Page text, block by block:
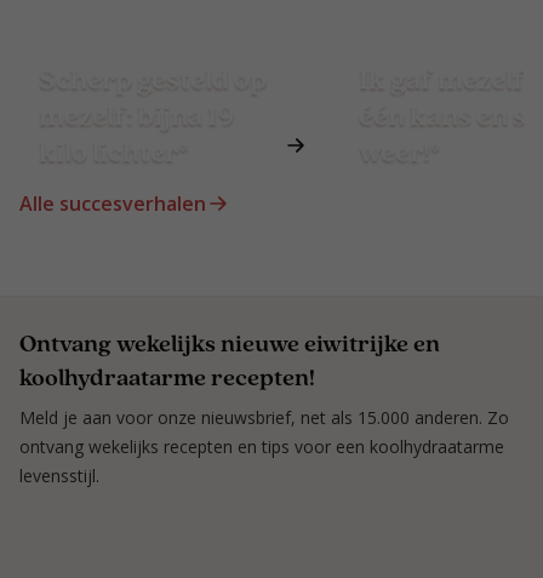
Alle succesverhalen
Ontvang wekelijks nieuwe eiwitrijke en
koolhydraatarme recepten!
Meld je aan voor onze nieuwsbrief, net als 15.000 anderen. Zo
ontvang wekelijks recepten en tips voor een koolhydraatarme
levensstijl.